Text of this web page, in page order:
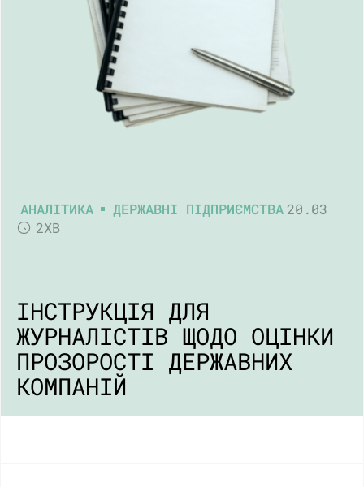
АНАЛІТИКА ДЕРЖАВНІ ПІДПРИЄМСТВА 20.03
2ХВ
ІНСТРУКЦІЯ ДЛЯ
ЖУРНАЛІСТІВ ЩОДО ОЦІНКИ
ПРОЗОРОСТІ ДЕРЖАВНИХ
КОМПАНІЙ